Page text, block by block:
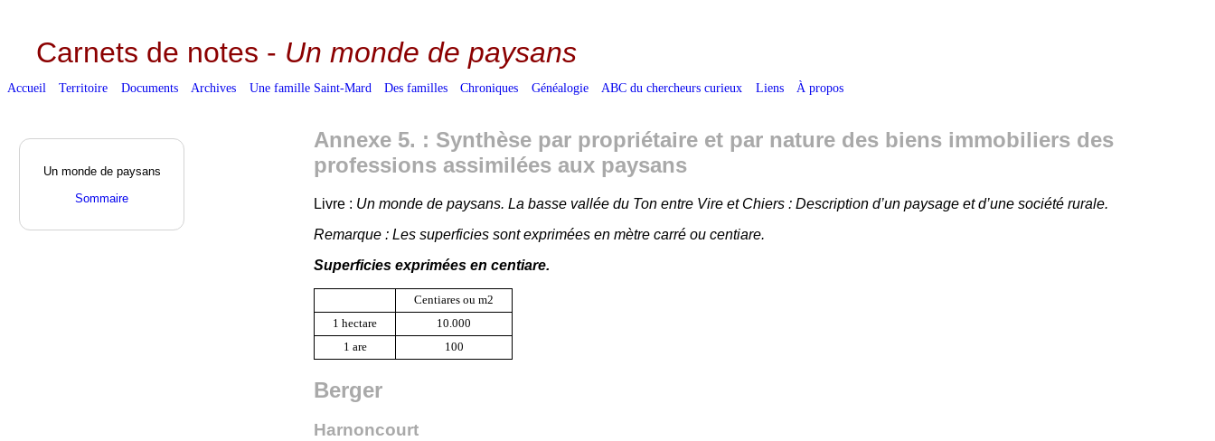
Carnets de notes - Un monde de paysans
Accueil Territoire Documents Archives Une famille Saint-Mard Des familles Chroniques Généalogie ABC du chercheurs curieux Liens À propos
Annexe 5. : Synthèse par propriétaire et par nature des biens immobiliers des
professions assimilées aux paysans
Livre : Un monde de paysans. La basse vallée du Ton entre Vire et Chiers : Description d’un paysage et d’une société rurale.
Remarque : Les superficies sont exprimées en mètre carré ou centiare.
Superficies exprimées en centiare.
Centiares ou m2
1 hectare
10.000
1 are
100
Berger
Harnoncourt
Un monde de paysans
Sommaire